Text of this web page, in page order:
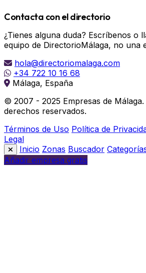
Contacta con el directorio
¿Tienes alguna duda? Escríbenos o
equipo de DirectorioMálaga, no una
hola@directoriomalaga.com
+34 722 10 16 68
Málaga, España
© 2007 - 2025 Empresas de Málaga.
derechos reservados.
Términos de Uso Política de
Legal
Inicio Zonas Buscador
Añadir empresa gratis